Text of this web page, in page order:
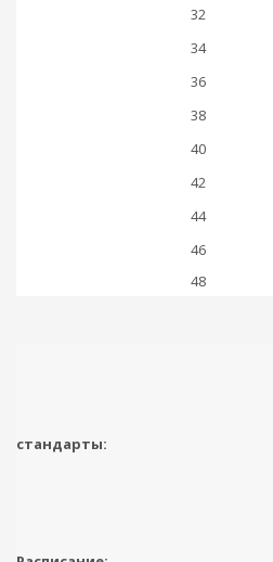
32
34
36
38
40
42
44
46
48
стандарты: